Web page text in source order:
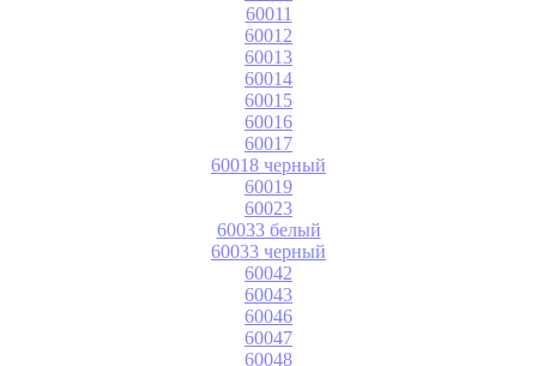
60011
60012
60013
60014
60015
60016
60017
60018 черный
60019
60023
60033 белый
60033 черный
60042
60043
60046
60047
60048